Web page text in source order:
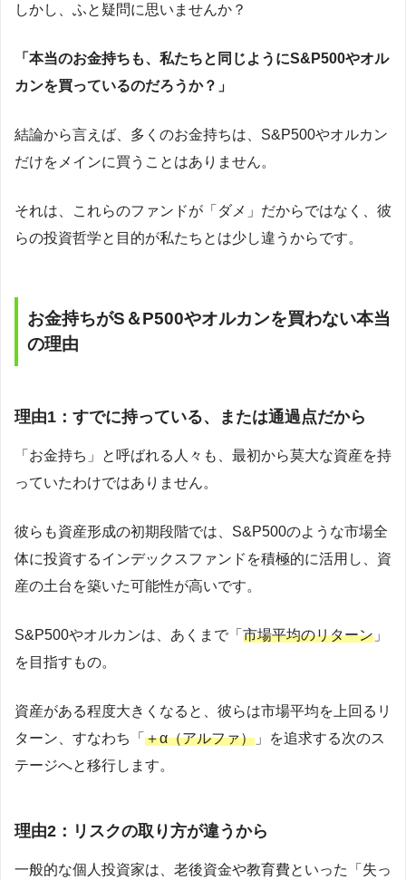
しかし、ふと疑問に思いませんか？
「本当のお金持ちも、私たちと同じようにS&P500やオル
カンを買っているのだろうか？」
結論から言えば、多くのお金持ちは、S&P500やオルカン
だけをメインに買うことはありません。
それは、これらのファンドが「ダメ」だからではなく、彼
らの投資哲学と目的が私たちとは少し違うからです。
お金持ちがS＆P500やオルカンを買わない本当
の理由
理由1：すでに持っている、または通過点だから
「お金持ち」と呼ばれる人々も、最初から莫大な資産を持
っていたわけではありません。
彼らも資産形成の初期段階では、S&P500のような市場全
体に投資するインデックスファンドを積極的に活用し、資
産の土台を築いた可能性が高いです。
S&P500やオルカンは、あくまで「 市場平均のリターン 」
を目指すもの。
資産がある程度大きくなると、彼らは市場平均を上回るリ
ターン、すなわち「 ＋α（アルファ） 」を追求する次のス
テージへと移行します。
理由2：リスクの取り方が違うから
一般的な個人投資家は、老後資金や教育費といった「失っ